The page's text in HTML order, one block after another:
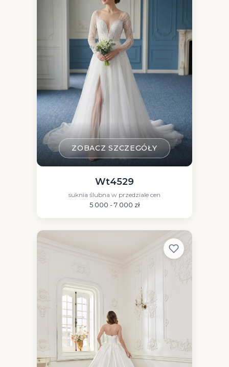
ZOBACZ SZCZEGÓŁY
Wt4529
suknia ślubna w przedziale cen
5 000 - 7 000 zł